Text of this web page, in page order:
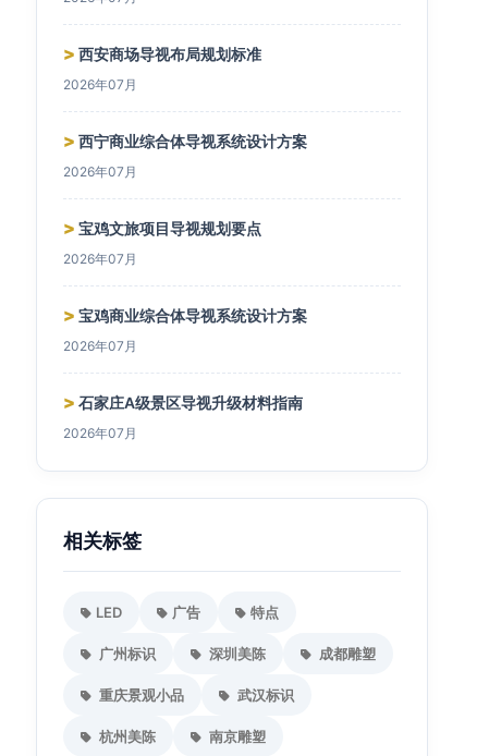
> 西安商场导视布局规划标准
2026年07月
> 西宁商业综合体导视系统设计方案
2026年07月
> 宝鸡文旅项目导视规划要点
2026年07月
> 宝鸡商业综合体导视系统设计方案
2026年07月
> 石家庄A级景区导视升级材料指南
2026年07月
相关标签
LED 广告 特点
广州标识 深圳美陈 成都雕塑
重庆景观小品 武汉标识
杭州美陈 南京雕塑